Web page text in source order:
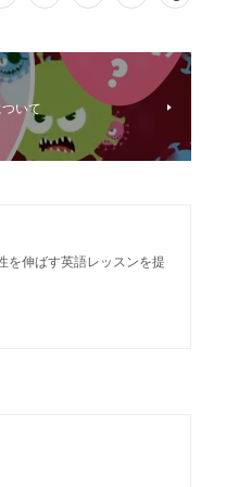
いて
を伸ばす英語レッスンを提